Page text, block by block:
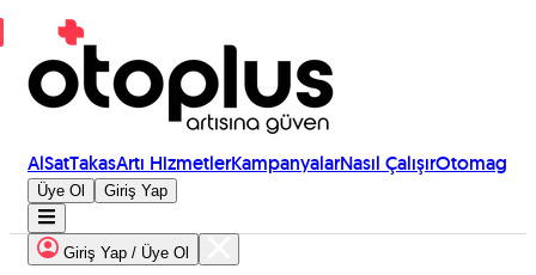
AlSatTakasArtı HizmetlerKampanyalarNasıl ÇalışırOtomag
Üye Ol Giriş Yap
Giriş Yap / Üye Ol